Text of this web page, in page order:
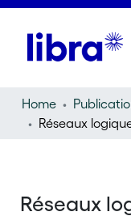
Home
Réseaux